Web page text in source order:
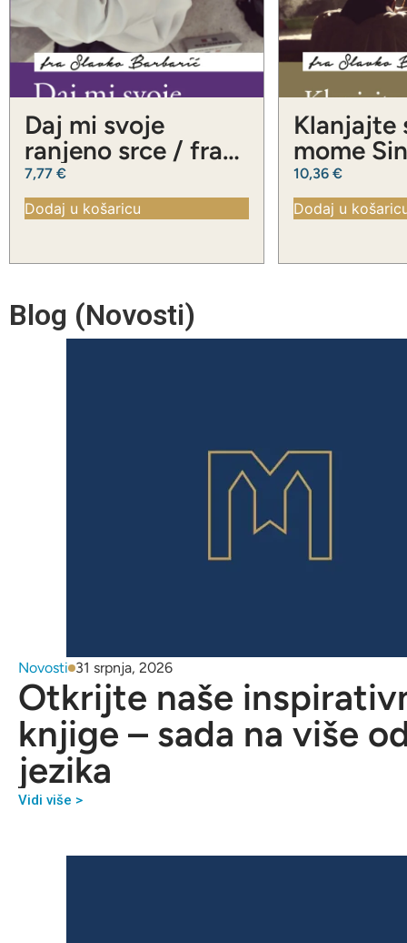
Daj mi svoje
ranjeno srce / fra
Slavko Barbarić
7,77 €
Dodaj u košaricu
Klanjajte
mome
Slavko
10,36 €
Dodaj u
Blog (Novosti)
Novosti 31 srpnja, 2026
Otkrijte naše
knjige – sada na više
jezika
Vidi više >